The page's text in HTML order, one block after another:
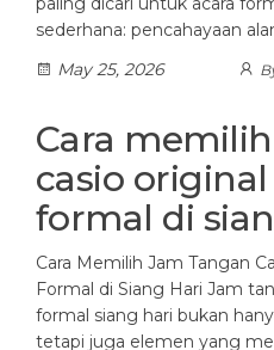
sederhana: pencahayaan
May 25, 2026
Cara
casio
formal di
Cara Memilih Jam Tangan
Formal di Siang Hari Jam
formal siang hari bukan
tetapi juga elemen yang